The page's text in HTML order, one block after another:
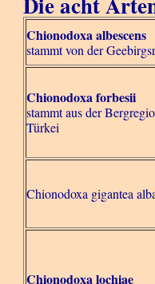
Chionodoxa albescens
stammt von der
Chionodoxa forbesii
stammt aus der
Türkei
Chionodoxa gigantea
Chionodoxa lochiae